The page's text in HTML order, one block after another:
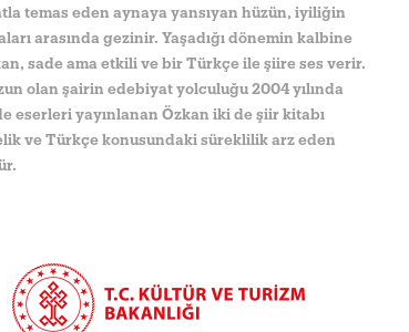
temas eden aynaya yansıyan hüzün, iyiliğin
arasında gezinir. Yaşadığı dönemin kalbine
sade ama etkili ve bir Türkçe ile şiire ses verir.
olan şairin edebiyat yolculuğu 2004 yılında
eserleri yayınlanan Özkan iki de şiir kitabı
ve Türkçe konusundaki süreklilik arz eden